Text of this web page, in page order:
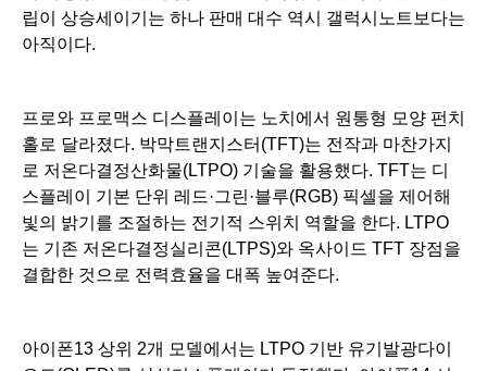
립이 상승세이기는 하나 판매 대수 역시 갤럭시노트보다는
아직이다.
프로와 프로맥스 디스플레이는 노치에서 원통형 모양 펀치
홀로 달라졌다. 박막트랜지스터(TFT)는 전작과 마찬가지
로 저온다결정산화물(LTPO) 기술을 활용했다. TFT는 디
스플레이 기본 단위 레드·그린·블루(RGB) 픽셀을 제어해
빛의 밝기를 조절하는 전기적 스위치 역할을 한다. LTPO
는 기존 저온다결정실리콘(LTPS)와 옥사이드 TFT 장점을
결합한 것으로 전력효율을 대폭 높여준다.
아이폰13 상위 2개 모델에서는 LTPO 기반 유기발광다이